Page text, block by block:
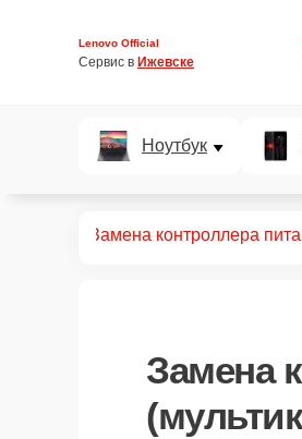
Lenovo Official
Сервис в Ижевске
Ноутбук
Замена контроллера
Замена